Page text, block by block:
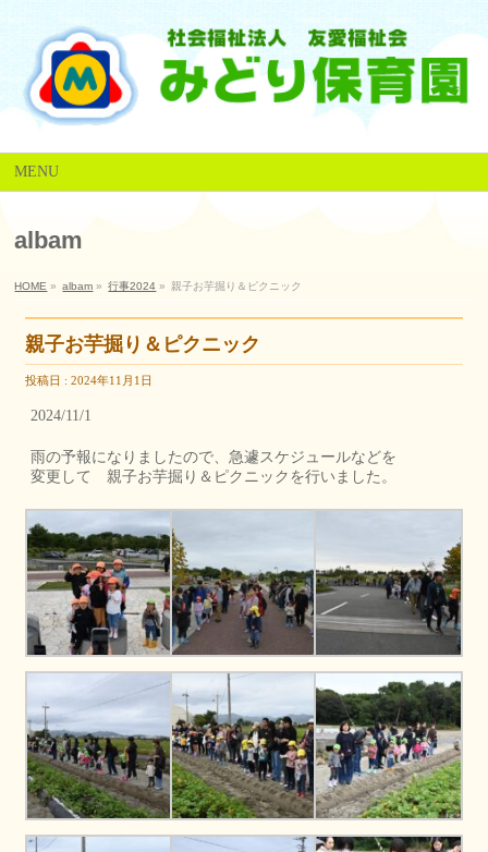
MENU
albam
HOME » albam » 行事2024 » 親子お芋掘り＆ピクニック
親子お芋掘り＆ピクニック
投稿日 : 2024年11月1日
2024/11/1
雨の予報になりましたので、急遽スケジュールなどを
変更して 親子お芋掘り＆ピクニックを行いました。